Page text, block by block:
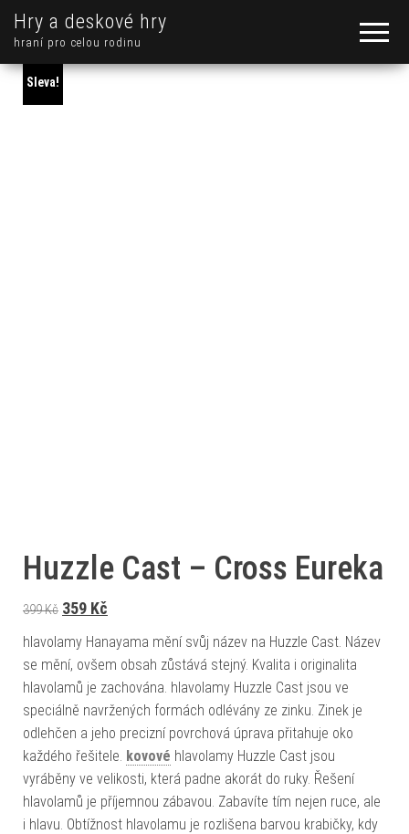
Hry a deskové hry
hraní pro celou rodinu
Sleva!
Huzzle Cast – Cross Eureka
399Kč Původní cena byla: 399 Kč.
359 Kč
hlavolamy Hanayama mění svůj název na Huzzle Cast. Název
se mění, ovšem obsah zůstává stejný. Kvalita i originalita
hlavolamů je zachována. hlavolamy Huzzle Cast jsou ve
speciálně navržených formách odlévány ze zinku. Zinek je
odlehčen a jeho precizní povrchová úprava přitahuje oko
každého řešitele. kovové hlavolamy Huzzle Cast jsou
vyráběny ve velikosti, která padne akorát do ruky. Řešení
hlavolamů je příjemnou zábavou. Zabavíte tím nejen ruce, ale
i hlavu. Obtížnost hlavolamu je rozlišena barvou krabičky, kdy